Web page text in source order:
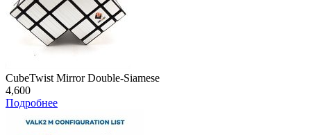
CubeTwist Mirror Double-Siamese
4,600
Подробнее